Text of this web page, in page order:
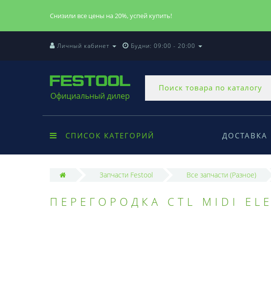
Снизили все цены на 20%, успей купить!
Личный кабинет Будни: 09:00 - 20:00
Официальный дилер
СПИСОК КАТЕГОРИЙ ДОСТАВКА
Запчасти Festool Все запчасти (Разное)
ПЕРЕГОРОДКА CTL MIDI